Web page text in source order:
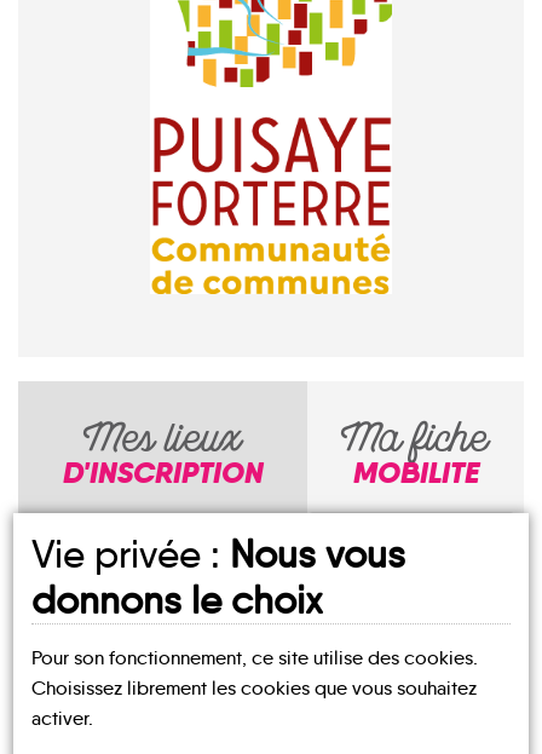
Mes lieux
D'INSCRIPTION
COMMUNAUTÉ
DE COMMUNES
DE PUISAYE-
MAIRIE DE
BLÉNEAU
Ma fiche
MOBILITE
Vie privée : Nous vous
donnons le choix
Pour son fonctionnement, ce site utilise des cookies.
Choisissez librement les cookies que vous souhaitez
activer.